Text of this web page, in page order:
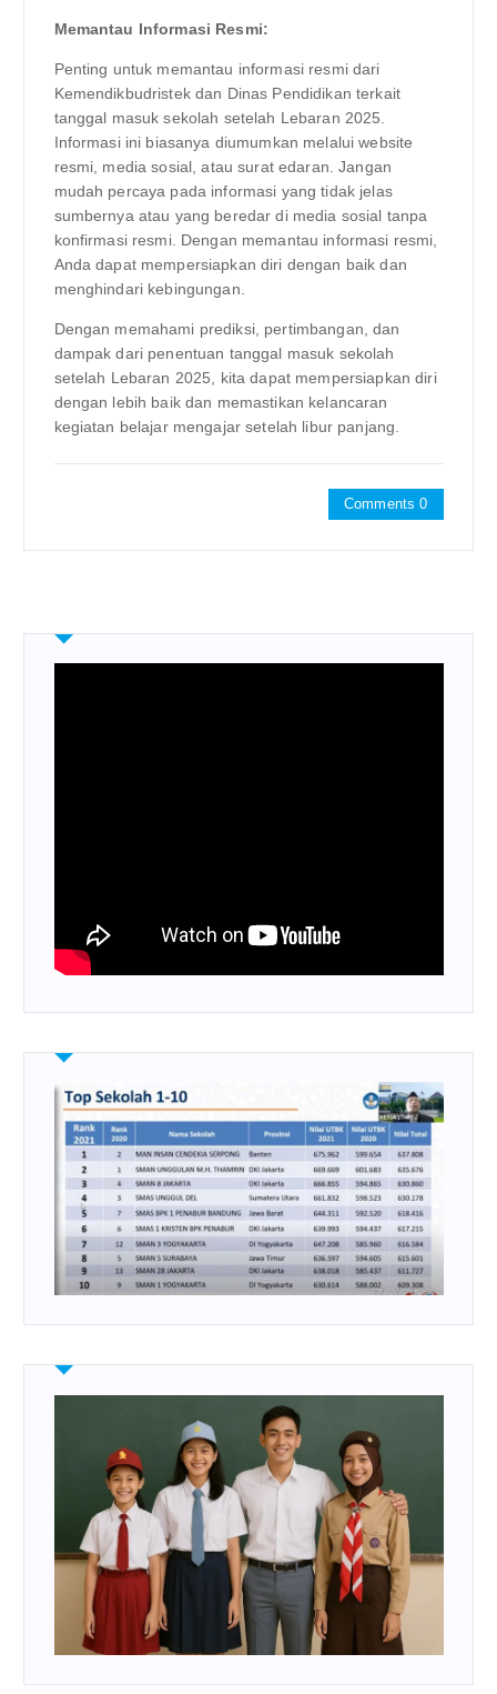
Memantau Informasi Resmi:
Penting untuk memantau informasi resmi dari
Kemendikbudristek dan Dinas Pendidikan terkait
tanggal masuk sekolah setelah Lebaran 2025.
Informasi ini biasanya diumumkan melalui website
resmi, media sosial, atau surat edaran. Jangan
mudah percaya pada informasi yang tidak jelas
sumbernya atau yang beredar di media sosial tanpa
konfirmasi resmi. Dengan memantau informasi resmi,
Anda dapat mempersiapkan diri dengan baik dan
menghindari kebingungan.
Dengan memahami prediksi, pertimbangan, dan
dampak dari penentuan tanggal masuk sekolah
setelah Lebaran 2025, kita dapat mempersiapkan diri
dengan lebih baik dan memastikan kelancaran
kegiatan belajar mengajar setelah libur panjang.
Comments 0